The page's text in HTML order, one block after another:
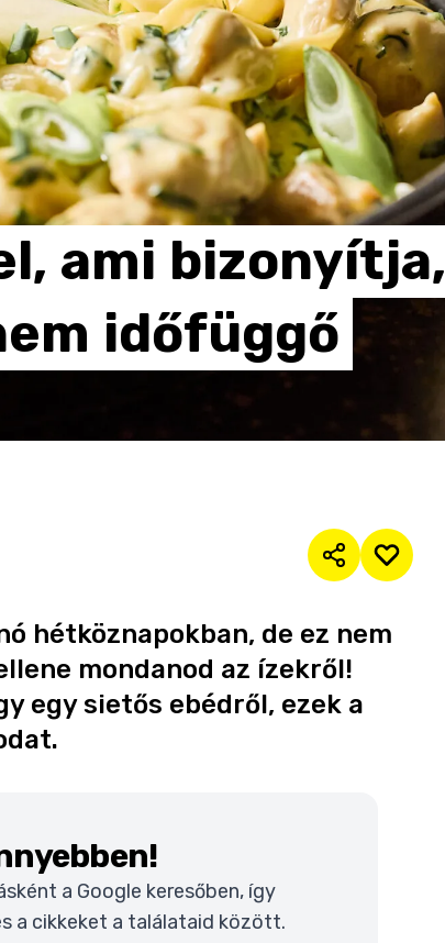
ami bizonyítja,
időfüggő
hétköznapokban, de ez nem
mondanod az ízekről!
egy sietős ebédről, ezek a
a Google keresőben, így
a cikkeket a találataid között.